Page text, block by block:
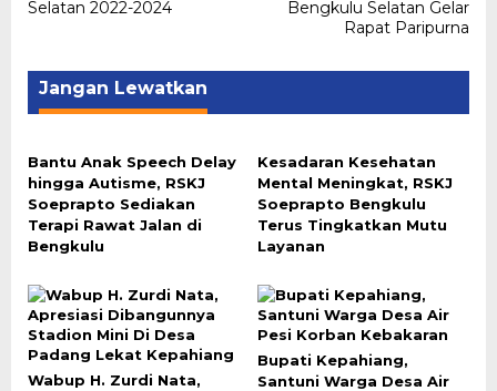
Selatan 2022-2024
Bengkulu Selatan Gelar
Rapat Paripurna
Jangan Lewatkan
Bantu Anak Speech Delay
hingga Autisme, RSKJ
Soeprapto Sediakan
Terapi Rawat Jalan di
Bengkulu
Kesadaran Kesehatan
Mental Meningkat, RSKJ
Soeprapto Bengkulu
Terus Tingkatkan Mutu
Layanan
Wabup H. Zurdi Nata,
Bupati Kepahiang,
Santuni Warga Desa Air